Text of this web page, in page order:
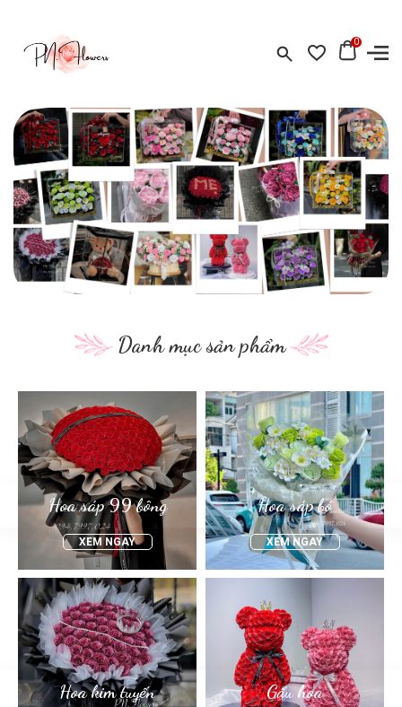
0
Danh mục sản phẩm
Hoa sáp 99 bông
XEM NGAY
Hoa sáp bó
XEM NGAY
Hoa kim tuyến Gấu hoa